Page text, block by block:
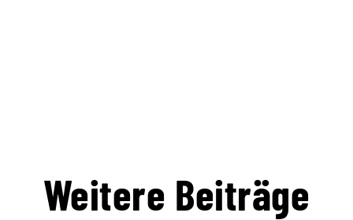
Weitere Beiträge